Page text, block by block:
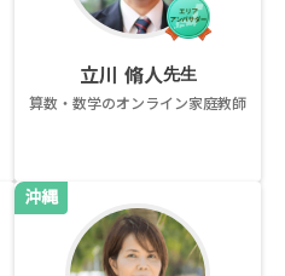
立川 脩人先生
算数・数学のオンライン家庭教師
沖縄